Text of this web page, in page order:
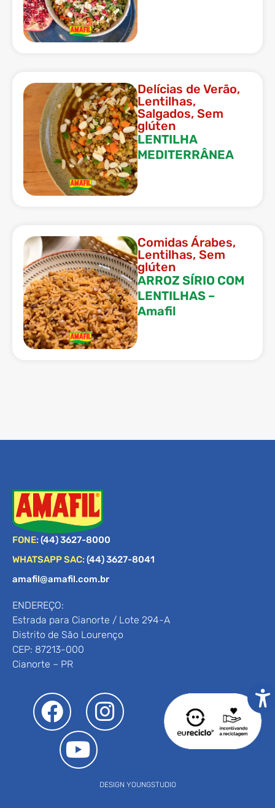
Delícias de Verão,
Lentilhas,
Salgados, Sem
glúten
LENTILHA
MEDITERRÂNEA
Comidas Árabes,
Lentilhas, Sem
glúten
ARROZ SÍRIO COM
LENTILHAS –
Amafil
FONE:(44) 3627-8000
WHATSAPP SAC:(44) 3627-8041
amafil@amafil.com.br
ENDEREÇO:
Estrada para Cianorte / Lote 294-A
Distrito de São Lourenço
CEP: 87213-000
Cianorte – PR
DESIGN YOUNGSTUDIO